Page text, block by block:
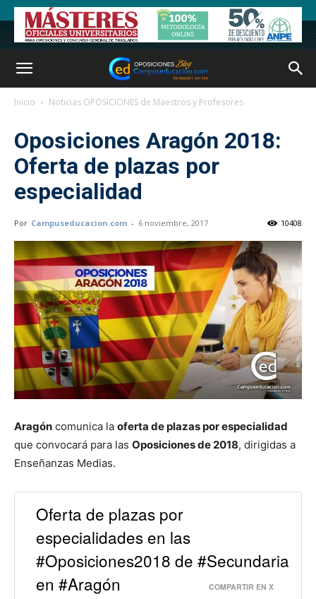
Inicio Noticias OPOSICIONES de Maestros y Profesores
Oposiciones Aragón 2018:
Oferta de plazas por
especialidad
Por Campuseducacion.com - 6 noviembre, 2017 10408
Aragón comunica la oferta de plazas por especialidad
que convocará para las Oposiciones de 2018, dirigidas a
Enseñanzas Medias.
Oferta de plazas por
especialidades en las
#Oposiciones2018 de #Secundaria
en #Aragón
COMPARTIR EN X